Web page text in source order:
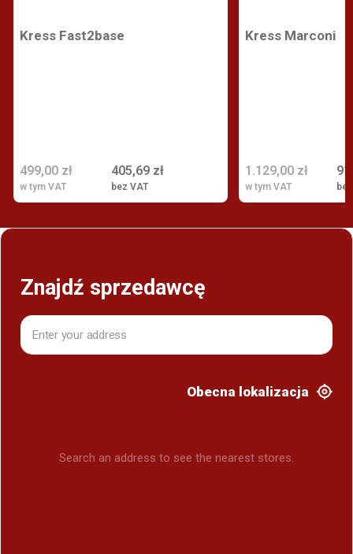
Kress Fast2base
405,69 zł
bez VAT
499,00 zł
w tym VAT
Kress Marconi
1.129,00 zł
w tym VAT
Znajdź sprzedawcę
Obecna lokalizacja
Search an address to see the nearest stores.